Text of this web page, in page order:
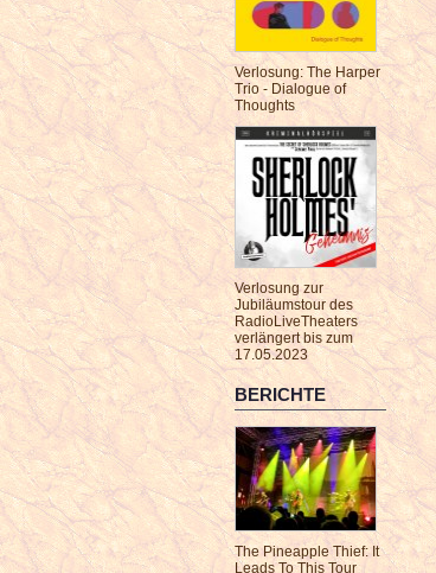
Verlosung: The Harper
Trio - Dialogue of
Thoughts
Verlosung zur
Jubiläumstour des
RadioLiveTheaters
verlängert bis zum
17.05.2023
BERICHTE
The Pineapple Thief: It
Leads To This Tour